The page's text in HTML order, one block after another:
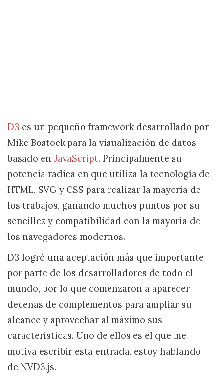
D3 es un pequeño framework desarrollado por
Mike Bostock para la visualización de datos
basado en JavaScript. Principalmente su
potencia radica en que utiliza la tecnología de
HTML, SVG y CSS para realizar la mayoría de
los trabajos, ganando muchos puntos por su
sencillez y compatibilidad con la mayoría de
los navegadores modernos.
D3 logró una aceptación más que importante
por parte de los desarrolladores de todo el
mundo, por lo que comenzaron a aparecer
decenas de complementos para ampliar su
alcance y aprovechar al máximo sus
características. Uno de ellos es el que me
motiva escribir esta entrada, estoy hablando
de NVD3.js.